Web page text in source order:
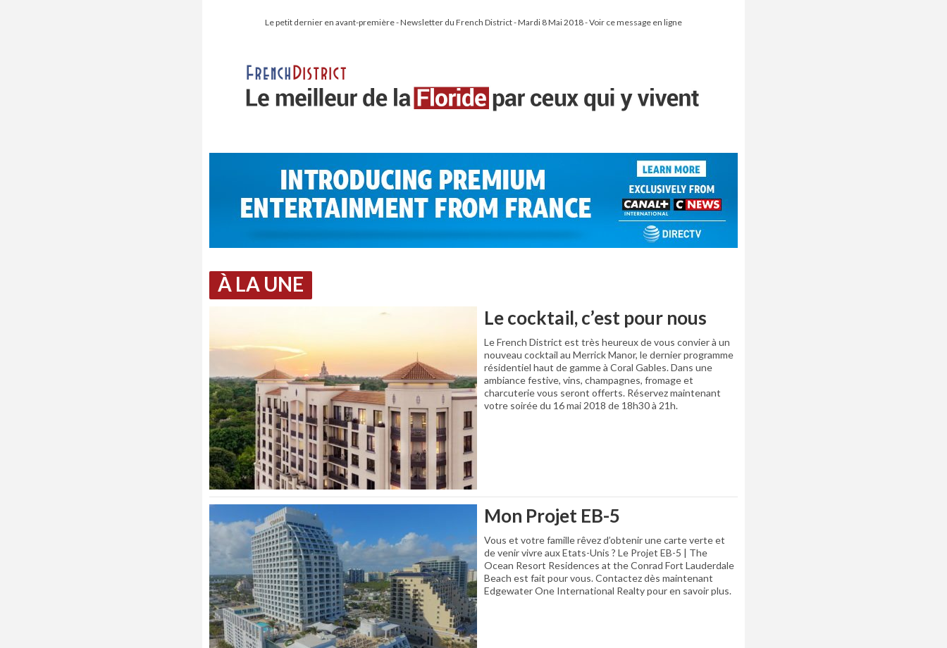
Le petit dernier en avant-première - Newsletter du French District - Mardi 8 Mai 2018 - Voir ce message en ligne
À LA UNE
Le cocktail, c’est pour nous
Le French District est très heureux de vous convier à un
nouveau cocktail au Merrick Manor, le dernier programme
résidentiel haut de gamme à Coral Gables. Dans une
ambiance festive, vins, champagnes, fromage et
charcuterie vous seront offerts. Réservez maintenant
votre soirée du 16 mai 2018 de 18h30 à 21h.
Mon Projet EB-5
Vous et votre famille rêvez d’obtenir une carte verte et
de venir vivre aux Etats-Unis ? Le Projet EB-5 | The
Ocean Resort Residences at the Conrad Fort Lauderdale
Beach est fait pour vous. Contactez dès maintenant
Edgewater One International Realty pour en savoir plus.